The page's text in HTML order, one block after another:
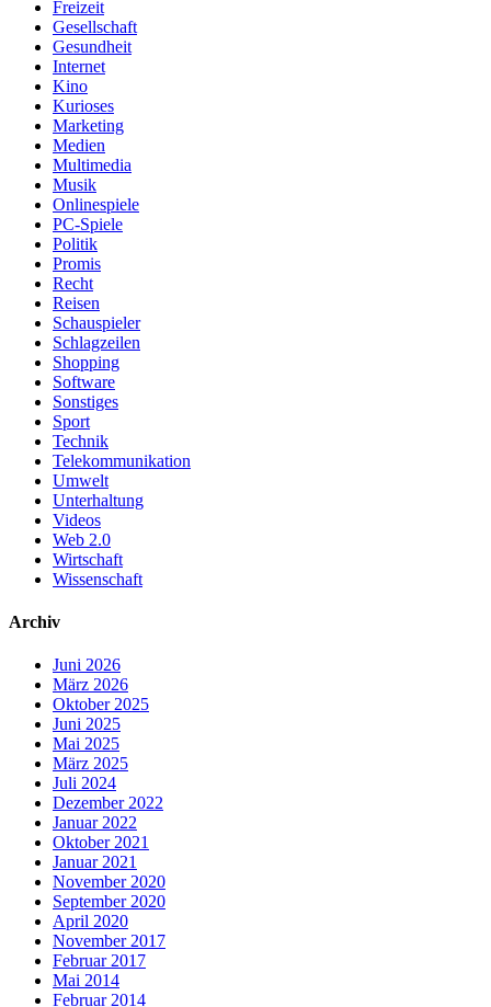
Freizeit
Gesellschaft
Gesundheit
Internet
Kino
Kurioses
Marketing
Medien
Multimedia
Musik
Onlinespiele
PC-Spiele
Politik
Promis
Recht
Reisen
Schauspieler
Schlagzeilen
Shopping
Software
Sonstiges
Sport
Technik
Telekommunikation
Umwelt
Unterhaltung
Videos
Web 2.0
Wirtschaft
Wissenschaft
Archiv
Juni 2026
März 2026
Oktober 2025
Juni 2025
Mai 2025
März 2025
Juli 2024
Dezember 2022
Januar 2022
Oktober 2021
Januar 2021
November 2020
September 2020
April 2020
November 2017
Februar 2017
Mai 2014
Februar 2014